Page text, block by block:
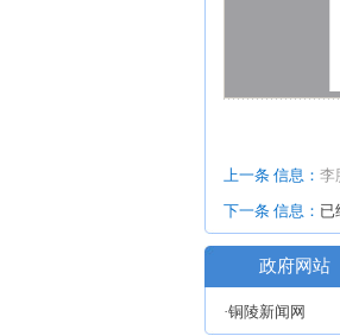
上一条 信息： 李
下一条 信息： 已
政府网站
·铜陵新闻网